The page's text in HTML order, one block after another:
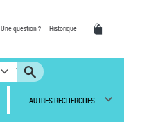
Une question ? Historique
AUTRES RECHERCHES